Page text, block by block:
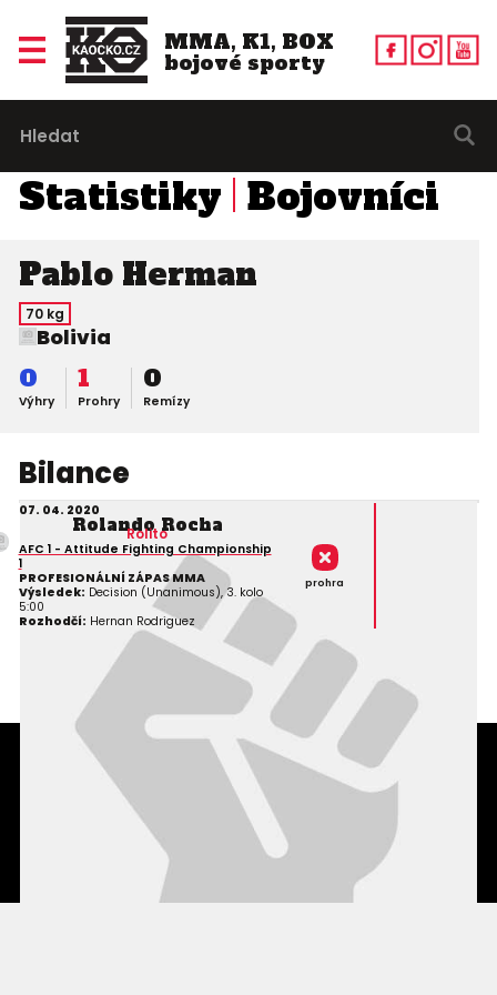
MMA, K1, BOX
bojové sporty
Statistiky Bojovníci
Pablo Herman
70 kg
Bolivia
Výhry
0
Prohry
1
Remízy
0
Bilance
07. 04. 2020
Rolando Rocha
Rolito
AFC 1 - Attitude Fighting Championship
1
PROFESIONÁLNÍ ZÁPAS MMA
Výsledek: Decision (Unanimous), 3. kolo
5:00
Rozhodčí: Hernan Rodriguez
prohra
Podmínky užití webového rozhraní
Souhlas s používáním osobních údajů
Statistiky
Kontakty